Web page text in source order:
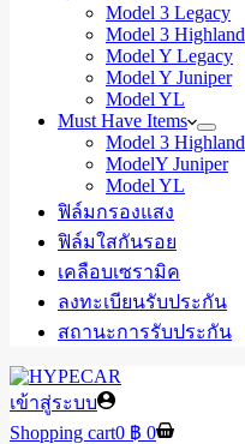
Model 3 Legacy
Model 3 Highland
Model Y Legacy
Model Y Juniper
Model YL
Must Have Items
Model 3 Highland
ModelY Juniper
Model YL
ฟิล์มกรองแสง
ฟิล์มใสกันรอย
เคลือบเซรามิค
ลงทะเบียนรับประกัน
สถานะการรับประกัน
เข้าสู่ระบบ
Shopping cart0 ฿ 0